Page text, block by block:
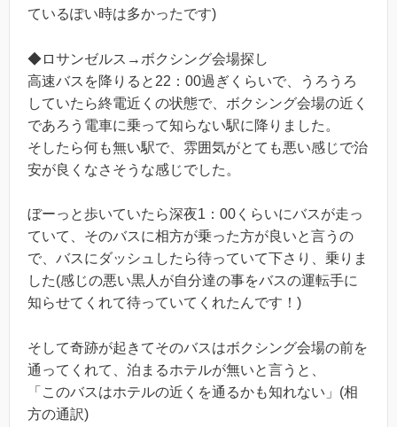
ているぽい時は多かったです)
◆ロサンゼルス→ボクシング会場探し
高速バスを降りると22：00過ぎくらいで、うろうろ
していたら終電近くの状態で、ボクシング会場の近く
であろう電車に乗って知らない駅に降りました。
そしたら何も無い駅で、雰囲気がとても悪い感じで治
安が良くなさそうな感じでした。
ぼーっと歩いていたら深夜1：00くらいにバスが走っ
ていて、そのバスに相方が乗った方が良いと言うの
で、バスにダッシュしたら待っていて下さり、乗りま
した(感じの悪い黒人が自分達の事をバスの運転手に
知らせてくれて待っていてくれたんです！)
そして奇跡が起きてそのバスはボクシング会場の前を
通ってくれて、泊まるホテルが無いと言うと、
「このバスはホテルの近くを通るかも知れない」(相
方の通訳)